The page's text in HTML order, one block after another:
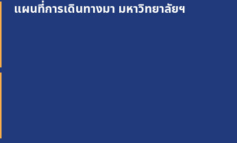
แผนที่การเดินทางมา มหาวิทยาลัยฯ